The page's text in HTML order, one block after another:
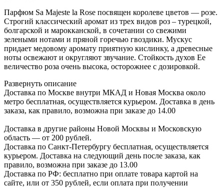
Парфюм Sa Majeste la Rose посвящен королеве цветов — розе.
Строгий классический аромат из трех видов роз – турецкой,
болгарской и марокканской, в сочетании со свежими
зелеными нотами и пряной горечью гвоздики. Мускус
придает медовому аромату приятную кислинку, а древесные
ноты освежают и округляют звучание. Стойкость духов Ее
величество роза очень высока, осторожнее с дозировкой.
Развернуть описание
Доставка по Москве внутри МКАД и Новая Москва около
метро бесплатная, осуществляется курьером. Доставка в день
заказа, как правило, возможна при заказе до 14.00
Доставка в другие районы Новой Москвы и Московскую
область — от 200 рублей.
Доставка по Санкт-Петербургу бесплатная, осуществляется
курьером. Доставка на следующий день после заказа, как
правило, возможна при заказе до 13.00
Доставка по РФ: бесплатно при оплате товара картой на
сайте, или от 350 рублей, если оплата при получении